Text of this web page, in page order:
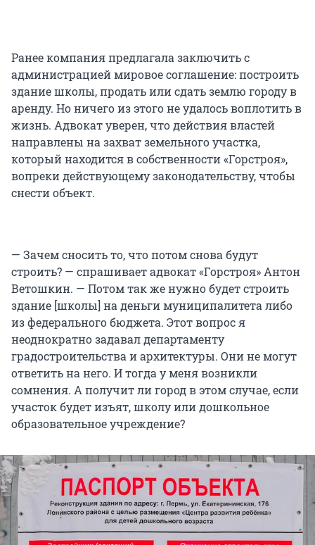
Ранее компания предлагала заключить с
администрацией мировое соглашение: построить
здание школы, продать или сдать землю городу в
аренду. Но ничего из этого не удалось воплотить в
жизнь. Адвокат уверен, что действия властей
направлены на захват земельного участка,
который находится в собственности «Горстроя»,
вопреки действующему законодательству, чтобы
снести объект.
— Зачем сносить то, что потом снова будут
строить? — спрашивает адвокат «Горстроя» Антон
Ветошкин. — Потом так же нужно будет строить
здание [школы] на деньги муниципалитета либо
из федерального бюджета. Этот вопрос я
неоднократно задавал департаменту
градостроительства и архитектуры. Они не могут
ответить на него. И тогда у меня возникли
сомнения. А получит ли город в этом случае, если
участок будет изъят, школу или дошкольное
образовательное учреждение?